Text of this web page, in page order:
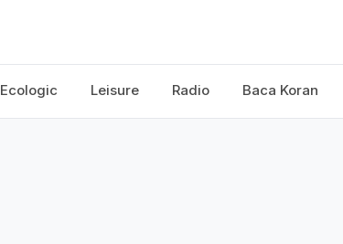
Ecologic Leisure Radio Baca Koran